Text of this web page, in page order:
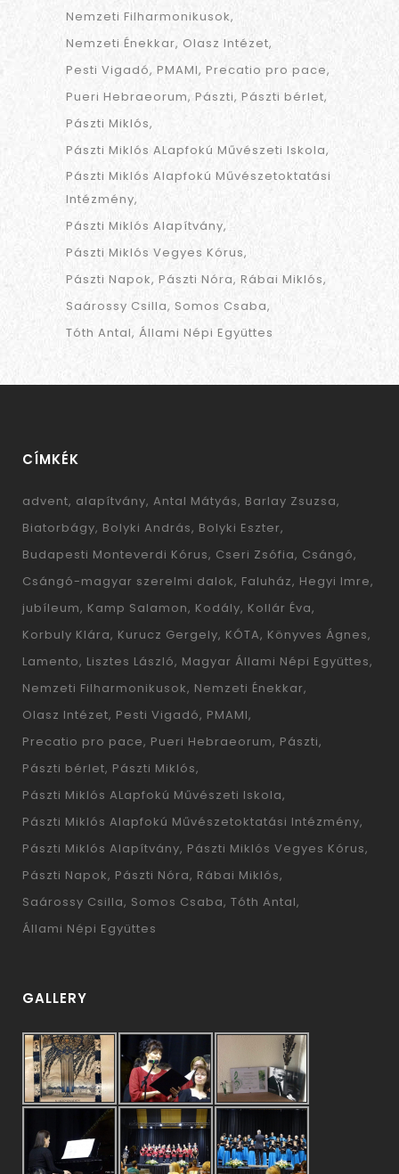
Nemzeti Filharmonikusok
Nemzeti Énekkar Olasz Intézet
Pesti Vigadó PMAMI Precatio pro pace
Pueri Hebraeorum Pászti Pászti bérlet
Pászti Miklós
Pászti Miklós ALapfokú Művészeti Iskola
Pászti Miklós Alapfokú Művészetoktatási
Intézmény
Pászti Miklós Alapítvány
Pászti Miklós Vegyes Kórus
Pászti Napok Pászti Nóra Rábai Miklós
Saárossy Csilla Somos Csaba
Tóth Antal Állami Népi Együttes
CÍMKÉK
advent alapítvány Antal Mátyás Barlay Zsuzsa
Biatorbágy Bolyki András Bolyki Eszter
Budapesti Monteverdi Kórus Cseri Zsófia Csángó
Csángó-magyar szerelmi dalok Faluház Hegyi Imre
jubíleum Kamp Salamon Kodály Kollár Éva
Korbuly Klára Kurucz Gergely KÓTA Könyves Ágnes
Lamento Lisztes László Magyar Állami Népi Együttes
Nemzeti Filharmonikusok Nemzeti Énekkar
Olasz Intézet Pesti Vigadó PMAMI
Precatio pro pace Pueri Hebraeorum Pászti
Pászti bérlet Pászti Miklós
Pászti Miklós ALapfokú Művészeti Iskola
Pászti Miklós Alapfokú Művészetoktatási Intézmény
Pászti Miklós Alapítvány Pászti Miklós Vegyes Kórus
Pászti Napok Pászti Nóra Rábai Miklós
Saárossy Csilla Somos Csaba Tóth Antal
Állami Népi Együttes
GALLERY